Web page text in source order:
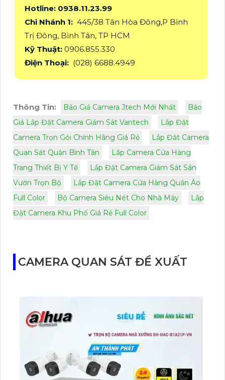
Hotline: 0938.11.23.99
Chi Nhánh 1: 445/38 Tân Hòa Đông,P Bình
Trị Đông, Bình Tân, TP HCM
Kỹ Thuật: 0906.855.330
Điện Thoại: (028) 6688.4949
Thông Tin: Báo Giá Camera Jtech Mới Nhất
Báo
Giá Lắp Đặt Camera Giám Sát Vantech
Lắp Đặt
Camera Trọn Gói Chính Hãng Giá Rẻ
Lắp Đăt Camera
Quan Sát Quận Bình Tân
Lắp Camera Cửa Hàng
Trang Thiết Bị Y Tế
Lắp Đặt Camera Giám Sát Sân
Vườn Trọn Bộ
Lắp Đặt Camera Cửa Hàng Quần Áo
Full Color
Bộ Camera Siêu Nét Cho Nhà Máy
Lắp
Đặt Camera Khu Phố Giá Rẻ Full Color
CAMERA QUAN SÁT ĐỀ XUẤT